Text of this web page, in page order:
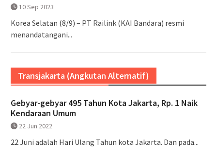
10 Sep 2023
Korea Selatan (8/9) – PT Railink (KAI Bandara) resmi
menandatangani...
Transjakarta (Angkutan Alternatif)
Gebyar-gebyar 495 Tahun Kota Jakarta, Rp. 1 Naik
Kendaraan Umum
22 Jun 2022
22 Juni adalah Hari Ulang Tahun kota Jakarta. Dan pada...